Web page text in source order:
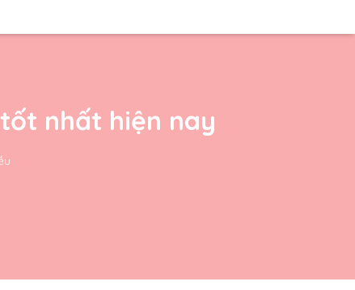
nhất hiện nay